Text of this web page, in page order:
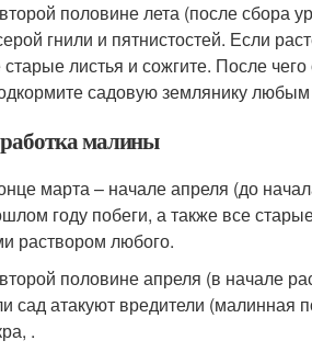
половине лета (после сбора
гнили и пятнистостей. Если
старые листья и сожгите. После
садовую землянику
малины
марта – начале апреля (до
году побеги, а также все
раствором любого.
половине апреля (в начале
сад атакуют вредители (малинная
.